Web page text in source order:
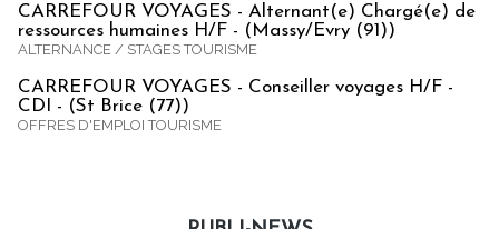
CARREFOUR VOYAGES - Alternant(e) Chargé(e) de
ressources humaines H/F - (Massy/Evry (91))
ALTERNANCE / STAGES TOURISME
CARREFOUR VOYAGES - Conseiller voyages H/F -
CDI - (St Brice (77))
OFFRES D'EMPLOI TOURISME